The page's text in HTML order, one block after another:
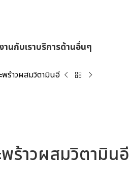
านกับเราบริการด้านอื่นๆ
ร้าวผสมวิตามินอี
ร้าวผสมวิตามินอี